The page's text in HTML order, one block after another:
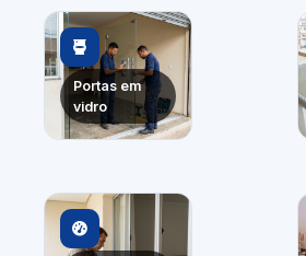
Portas em
vidro